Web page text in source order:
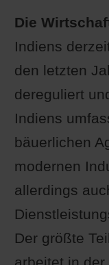
Die
Indiens
den letzten
dereguliert
Indiens
bäuerlichen
modernen
allerdings
Der größte